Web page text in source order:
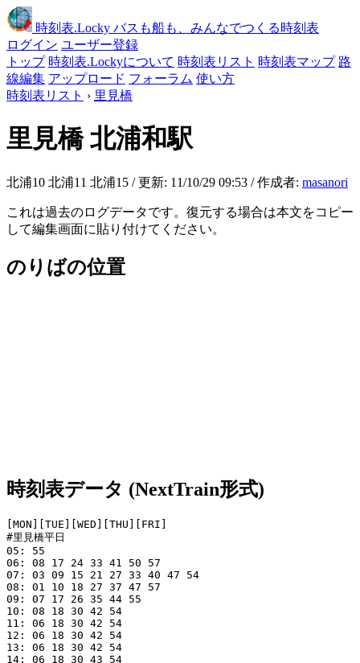
時刻表.Locky バスも船も、みんなでつくる時刻表
ログイン ユーザー登録
トップ 時刻表.Lockyについて 時刻表リスト 時刻表マップ 路
線編集 アップロード フォーラム 使い方
時刻表リスト › 里見橋
里見橋北浦和駅
北浦10 北浦11 北浦15 / 更新: 11/10/29 09:53 / 作成者: masanori
これは過去のログデータです。復元する場合は本文をコピー
して編集画面に貼り付けてください。
のりばの位置
時刻表データ (NextTrain形式)
[MON][TUE][WED][THU][FRI]
#里見橋平日
05: 55
06: 08 17 24 33 41 50 57
07: 03 09 15 21 27 33 40 47 54
08: 01 10 18 27 37 47 57
09: 07 17 26 35 44 55
10: 08 18 30 42 54
11: 06 18 30 42 54
12: 06 18 30 42 54
13: 06 18 30 42 54
14: 06 18 30 43 54